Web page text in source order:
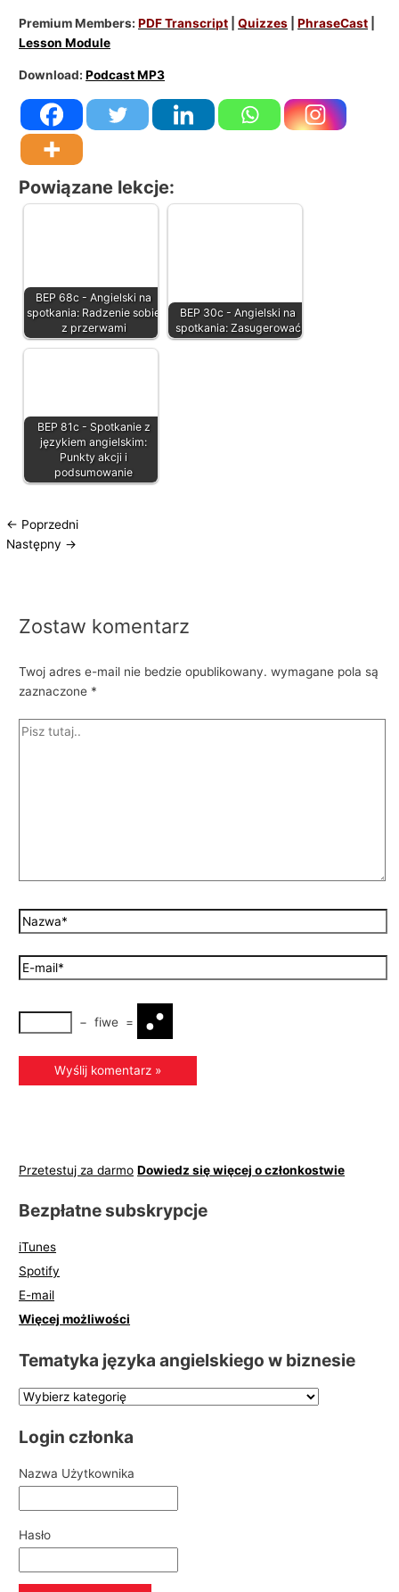
Premium Members:PDF Transcript |Quizzes |PhraseCast
Lesson Module
Download:Podcast MP3
Powiązane lekcje:
BEP 68c - Angielski na
spotkania: Radzenie sobie
z przerwami
BEP 30c - Angielski na
spotkania: Zasugerować
BEP 81c - Spotkanie z
językiem angielskim:
Punkty akcji i
podsumowanie
← Poprzedni
Następny →
Zostaw komentarz
Twoj adres e-mail nie bedzie opublikowany. wymagane pola są
zaznaczone *
− fiwe =
Przetestuj za darmo Dowiedz się więcej o członkostwie
Bezpłatne subskrypcje
iTunes
Spotify
E-mail
Więcej możliwości
Tematyka języka angielskiego w biznesie
Login członka
Nazwa Użytkownika
Hasło